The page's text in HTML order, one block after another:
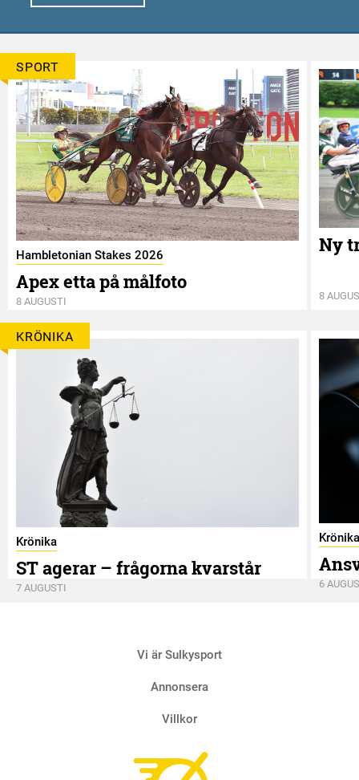
SPORT
Hambletonian Stakes 2026
Apex etta på målfoto
8 AUGUSTI
Ny
8
KRÖNIKA
Krönika
ST agerar – frågorna kvarstår
7 AUGUSTI
Krönika
6
Vi är Sulkysport
Annonsera
Villkor